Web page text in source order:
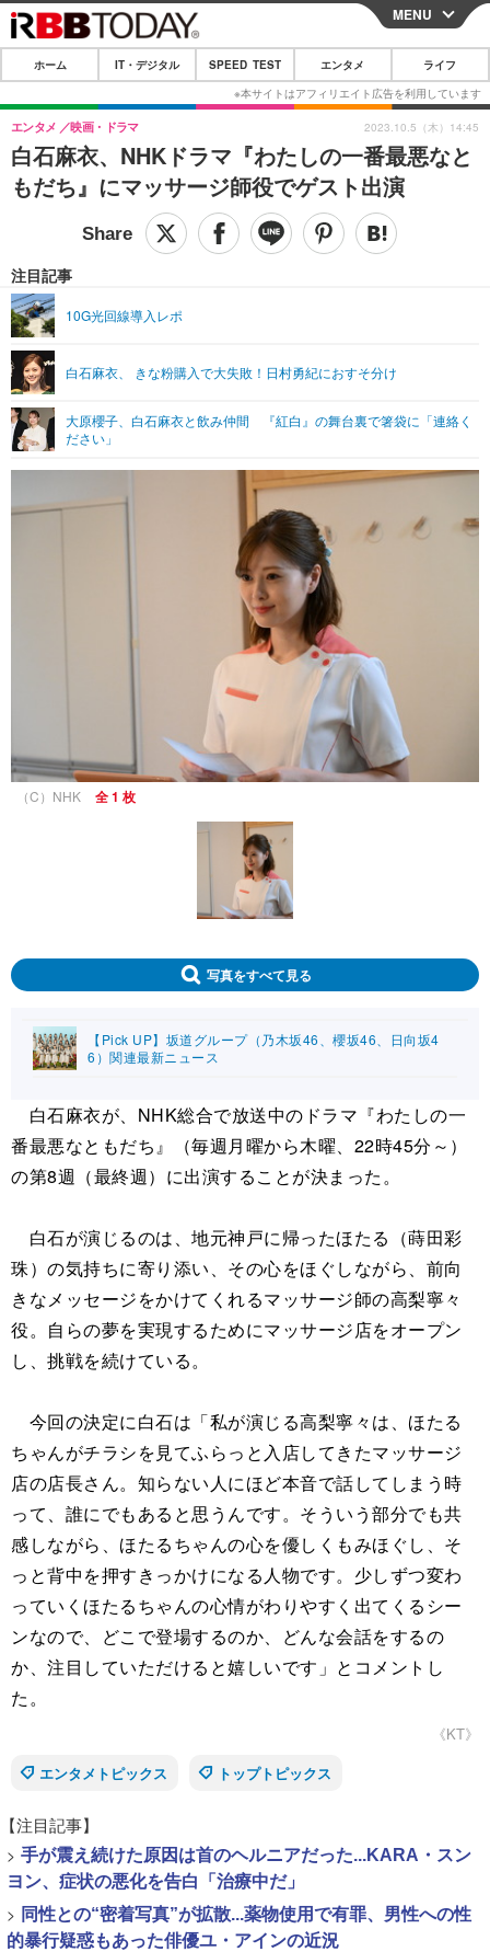
CLOSE
ホーム
IT・デジタル
IT・デジタルTOP スマートフォン
ショッピング その他
SPEED TEST
エンタメTOP 映画・ドラマ
グラビア ブログ
ショッピング その他
ライフTOP
リリース一覧
プッシュ通知の停止方法
MENU
ホーム IT・デジタル SPEED TEST エンタメ ライフ
白石麻衣、NHKドラマ『わたしの一番最悪なと
もだち』にマッサージ師役でゲスト出演
エンタメ 映画・ドラマ
注目記事
10G光回線導入レポ
白石麻衣、 きな粉購入で大失敗！日村勇紀におすそ分け
大原櫻子、白石麻衣と飲み仲間 『紅白』の舞台裏で箸袋に「連絡く
ださい」
2023.10.5（木）14:45
（C）NHK 全 1 枚
写真をすべて見る
【Pick UP】坂道グループ（乃木坂46、櫻坂46、日向坂4
6）関連最新ニュース
白石麻衣が、NHK総合で放送中のドラマ『わたしの一
番最悪なともだち』（毎週月曜から木曜、22時45分～）
の第8週（最終週）に出演することが決まった。
白石が演じるのは、地元神戸に帰ったほたる（蒔田彩
珠）の気持ちに寄り添い、その心をほぐしながら、前向
きなメッセージをかけてくれるマッサージ師の高梨寧々
役。自らの夢を実現するためにマッサージ店をオープン
し、挑戦を続けている。
今回の決定に白石は「私が演じる高梨寧々は、ほたる
ちゃんがチラシを見てふらっと入店してきたマッサージ
店の店長さん。知らない人にほど本音で話してしまう時
って、誰にでもあると思うんです。そういう部分でも共
感しながら、ほたるちゃんの心を優しくもみほぐし、そ
っと背中を押すきっかけになる人物です。少しずつ変わ
っていくほたるちゃんの心情がわりやすく出てくるシー
ンなので、どこで登場するのか、どんな会話をするの
か、注目していただけると嬉しいです」とコメントし
た。
《KT》
エンタメトピックス
トップトピックス
【注目記事】
> 手が震え続けた原因は首のヘルニアだった...KARA・スン
ヨン、症状の悪化を告白「治療中だ」
> 同性との“密着写真”が拡散...薬物使用で有罪、男性への性
的暴行疑惑もあった俳優ユ・アインの近況